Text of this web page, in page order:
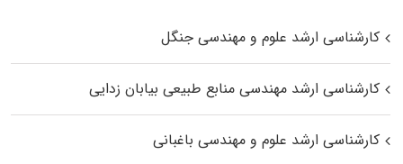
کارشناسی ارشد علوم و مهندسی جنگل
کارشناسی ارشد مهندسی منابع طبیعی بیابان زدایی
کارشناسی ارشد علوم و مهندسی باغبانی